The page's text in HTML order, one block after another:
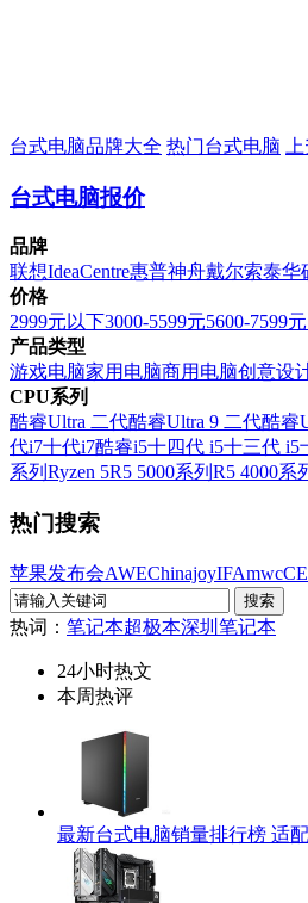
台式电脑品牌大全 热门台式电脑
台式电脑报价
品牌
联想IdeaCentre惠普神舟戴尔索泰华
价格
2999元以下3000-5599元5600-7599元
产品类型
游戏电脑家用电脑商用电脑创意设
CPU系列
酷睿Ultra 二代酷睿Ultra 9 二代酷睿
代i7十代i7酷睿i5十四代 i5十三代 i5
系列 Ryzen 5R5 5000系列 R5 4000系
热门搜索
苹果发布会AWEChinajoyIFAmwc
热词： 笔记本超极本深圳笔记本
24小时热文
本周热评
最新台式电脑销量排行榜 适